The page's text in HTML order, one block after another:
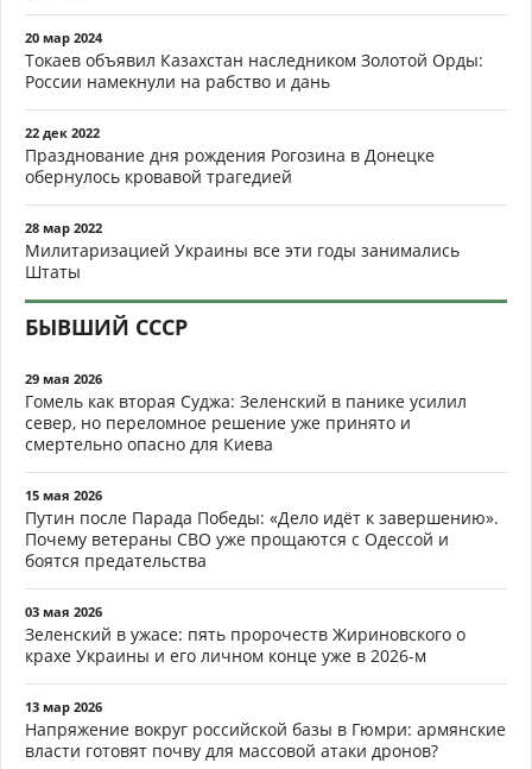
20 мар 2024
Токаев объявил Казахстан наследником Золотой Орды:
России намекнули на рабство и дань
22 дек 2022
Празднование дня рождения Рогозина в Донецке
обернулось кровавой трагедией
28 мар 2022
Милитаризацией Украины все эти годы занимались
Штаты
БЫВШИЙ СССР
29 мая 2026
Гомель как вторая Суджа: Зеленский в панике усилил
север, но переломное решение уже принято и
смертельно опасно для Киева
15 мая 2026
Путин после Парада Победы: «Дело идёт к завершению».
Почему ветераны СВО уже прощаются с Одессой и
боятся предательства
03 мая 2026
Зеленский в ужасе: пять пророчеств Жириновского о
крахе Украины и его личном конце уже в 2026-м
13 мар 2026
Напряжение вокруг российской базы в Гюмри: армянские
власти готовят почву для массовой атаки дронов?